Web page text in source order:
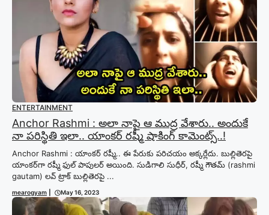
ENTERTAINMENT
Anchor Rashmi : అలా నాపై ఆ ముద్ర వేశారు.. అందుకే
నా పరిస్థితి ఇలా.. యాంకర్ రష్మీ షాకింగ్ కామెంట్స్..!
Anchor Rashmi : యాంకర్ రష్మీ.. ఈ పేరుకు పరిచయం అక్కర్లేదు. బుల్లితెరపై
యాంకర్‌గా రష్మీ ఫుల్ పాపులర్ అయింది. సుడిగాలి సుధీర్, రష్మీ గౌతమ్ (rashmi
gautam) లవ్ ట్రాక్ బుల్లితెరపై ...
mearogyam May 16, 2023